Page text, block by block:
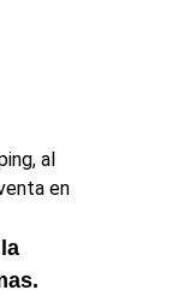
al
en